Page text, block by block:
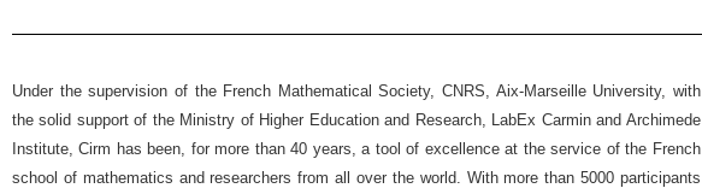
Under the supervision of the French Mathematical Society, CNRS, Aix-Marseille University, with
the solid support of the Ministry of Higher Education and Research, LabEx Carmin and Archimede
Institute, Cirm has been, for more than 40 years, a tool of excellence at the service of the French
school of mathematics and researchers from all over the world. With more than 5000 participants